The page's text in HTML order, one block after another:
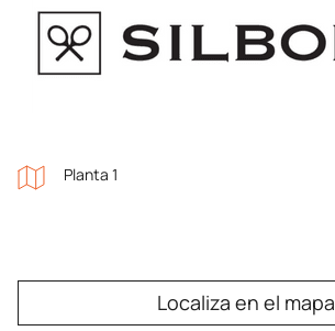
Planta 1
Localiza en el mapa